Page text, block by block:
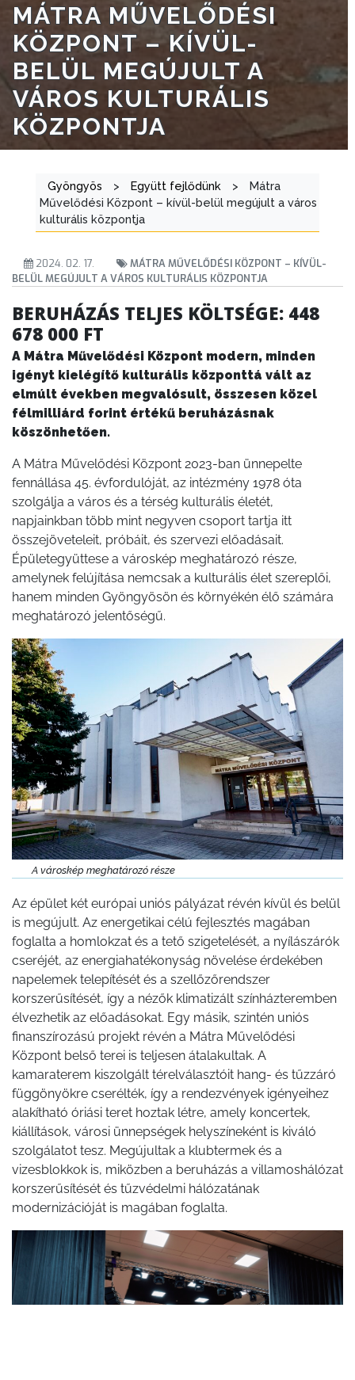
MÁTRA MŰVELŐDÉSI
KÖZPONT – KÍVÜL-
BELÜL MEGÚJULT A
VÁROS KULTURÁLIS
KÖZPONTJA
Gyöngyös > Együtt fejlődünk >
Mátra
Művelődési Központ – kívül-belül megújult a város
kulturális központja
2024. 02. 17.
MÁTRA MŰVELŐDÉSI KÖZPONT – KÍVÜL-
BELÜL MEGÚJULT A VÁROS KULTURÁLIS KÖZPONTJA
BERUHÁZÁS TELJES KÖLTSÉGE: 448
678 000 FT
A Mátra Művelődési Központ modern, minden
igényt kielégítő kulturális központtá vált az
elmúlt években megvalósult, összesen közel
félmilliárd forint értékű beruházásnak
köszönhetően.
A Mátra Művelődési Központ 2023-ban ünnepelte
fennállása 45. évfordulóját, az intézmény 1978 óta
szolgálja a város és a térség kulturális életét,
napjainkban több mint negyven csoport tartja itt
összejöveteleit, próbáit, és szervezi előadásait.
Épületegyüttese a városkép meghatározó része,
amelynek felújítása nemcsak a kulturális élet szereplői,
hanem minden Gyöngyösön és környékén élő számára
meghatározó jelentőségű.
A városkép meghatározó része
Az épület két európai uniós pályázat révén kívül és belül
is megújult. Az energetikai célú fejlesztés magában
foglalta a homlokzat és a tető szigetelését, a nyílászárók
cseréjét, az energiahatékonyság növelése érdekében
napelemek telepítését és a szellőzőrendszer
korszerűsítését, így a nézők klimatizált színházteremben
élvezhetik az előadásokat. Egy másik, szintén uniós
finanszírozású projekt révén a Mátra Művelődési
Központ belső terei is teljesen átalakultak. A
kamaraterem kiszolgált térelválasztóit hang- és tűzzáró
függönyökre cserélték, így a rendezvények igényeihez
alakítható óriási teret hoztak létre, amely koncertek,
kiállítások, városi ünnepségek helyszíneként is kiváló
szolgálatot tesz. Megújultak a klubtermek és a
vizesblokkok is, miközben a beruházás a villamoshálózat
korszerűsítését és tűzvédelmi hálózatának
modernizációját is magában foglalta.